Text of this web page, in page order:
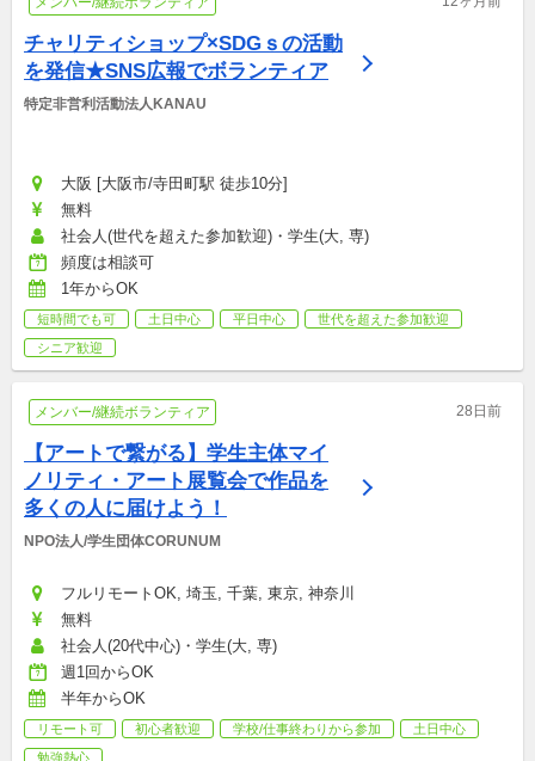
チャリティショップ×SDGｓの活動
を発信★SNS広報でボランティア
特定非営利活動法人KANAU
大阪 [大阪市/寺田町駅 徒歩10分]
無料
社会人(世代を超えた参加歓迎)・学生(大, 専)
頻度は相談可
1年からOK
短時間でも可 土日中心 平日中心
世代を超えた参加歓迎
シニア歓迎
メンバー/継続ボランティア 28日前
【アートで繋がる】学生主体マイ
ノリティ・アート展覧会で作品を
多くの人に届けよう！
NPO法人/学生団体CORUNUM
フルリモートOK, 埼玉, 千葉, 東京, 神奈川
無料
社会人(20代中心)・学生(大, 専)
週1回からOK
半年からOK
リモート可 初心者歓迎 学校/仕事終わりから参加
土日中心
勉強熱心